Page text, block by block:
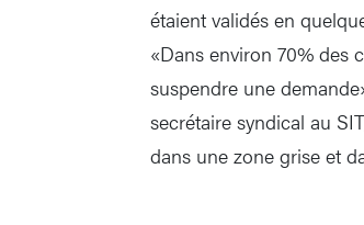
étaient validés en
«Dans environ 70% des
suspendre une
secrétaire syndical au
dans une zone grise et